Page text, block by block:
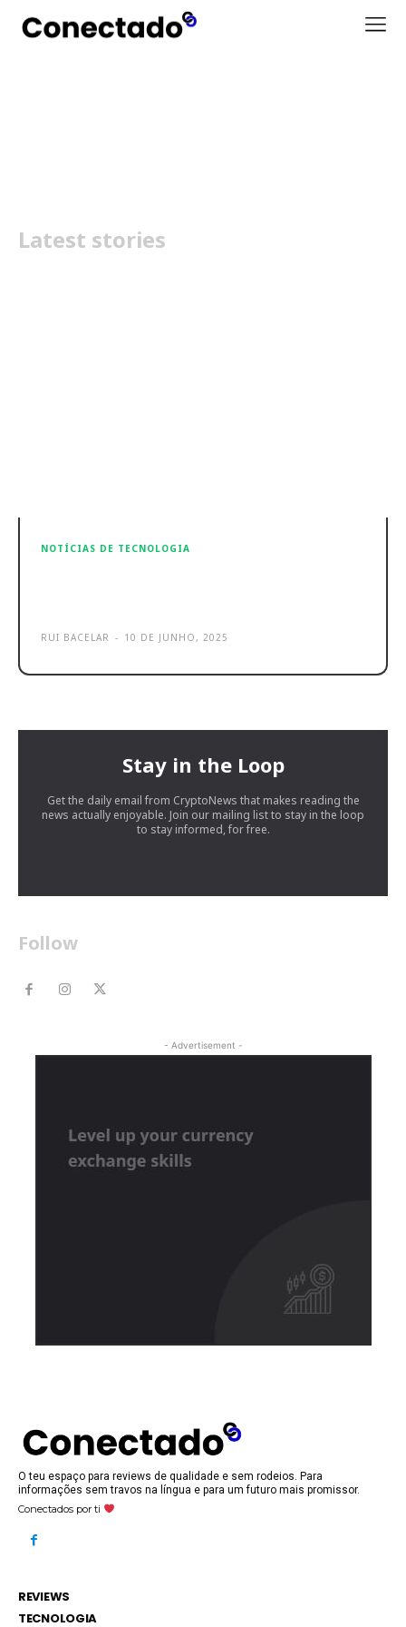
Latest stories
NOTÍCIAS DE TECNOLOGIA
RUI BACELAR - 10 DE JUNHO, 2025
Stay in the Loop
Get the daily email from CryptoNews that makes reading the
news actually enjoyable. Join our mailing list to stay in the loop
to stay informed, for free.
Follow
- Advertisement -
O teu espaço para reviews de qualidade e sem rodeios. Para
informações sem travos na língua e para um futuro mais promissor.
Conectados por ti
REVIEWS
TECNOLOGIA